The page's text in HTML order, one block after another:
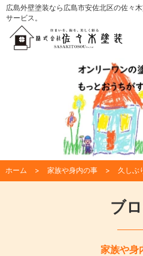
広島外壁塗装なら広島市安佐北区の佐々
サービス。
ホーム 家族や身内の事 久しぶ
ブ
家族や身